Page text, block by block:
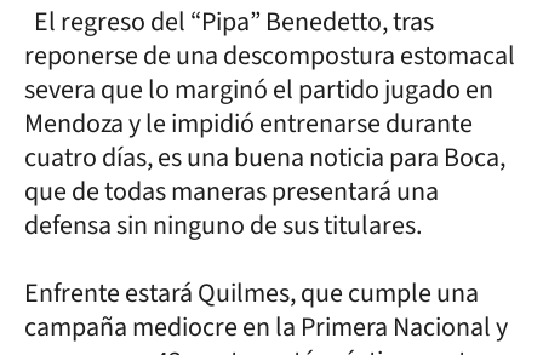
El regreso del “Pipa” Benedetto, tras
reponerse de una descompostura estomacal
severa que lo marginó el partido jugado en
Mendoza y le impidió entrenarse durante
cuatro días, es una buena noticia para Boca,
que de todas maneras presentará una
defensa sin ninguno de sus titulares.
Enfrente estará Quilmes, que cumple una
campaña mediocre en la Primera Nacional y